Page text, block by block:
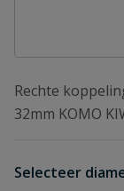
Rechte
32mm KOMO
Selecteer